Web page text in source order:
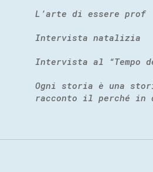
L’arte di essere prof
Intervista natalizia
Intervista al “Tempo
Ogni storia è una
racconto il perché in